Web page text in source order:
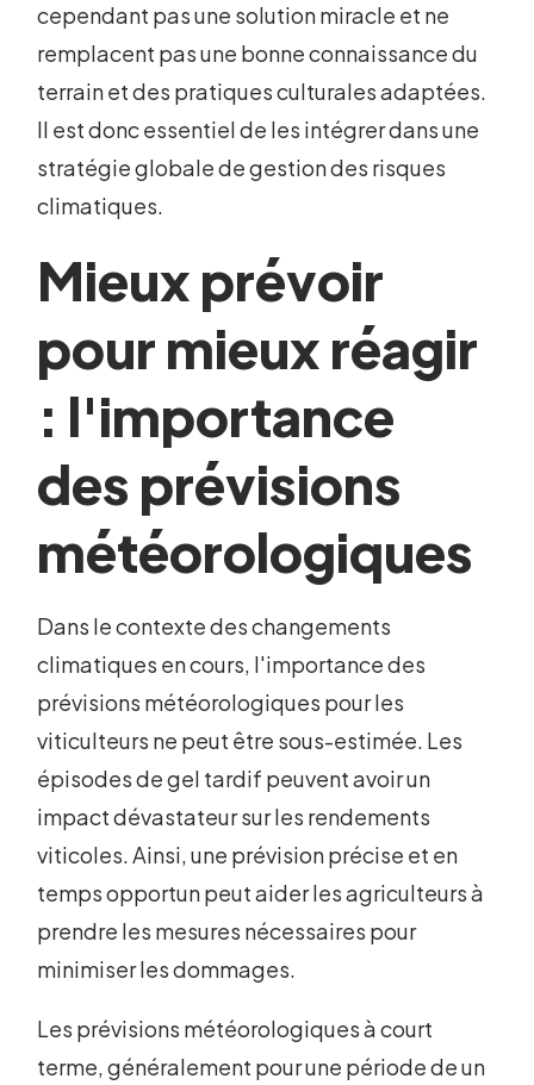
cependant pas une solution miracle et ne
remplacent pas une bonne connaissance du
terrain et des pratiques culturales adaptées.
Il est donc essentiel de les intégrer dans une
stratégie globale de gestion des risques
climatiques.
Mieux prévoir
pour mieux réagir
: l'importance
des prévisions
météorologiques
Dans le contexte des changements
climatiques en cours, l'importance des
prévisions météorologiques pour les
viticulteurs ne peut être sous-estimée. Les
épisodes de gel tardif peuvent avoir un
impact dévastateur sur les rendements
viticoles. Ainsi, une prévision précise et en
temps opportun peut aider les agriculteurs à
prendre les mesures nécessaires pour
minimiser les dommages.
Les prévisions météorologiques à court
terme, généralement pour une période de un